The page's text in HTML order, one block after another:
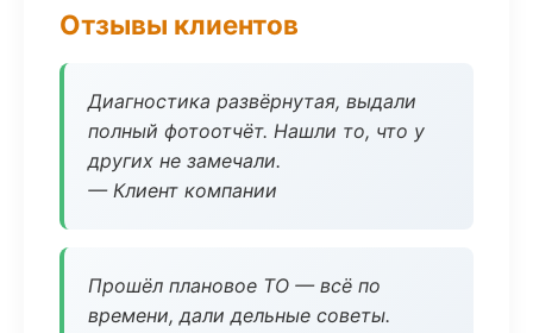
Отзывы клиентов
Диагностика развёрнутая, выдали
полный фотоотчёт. Нашли то, что у
других не замечали.
— Клиент компании
Прошёл плановое ТО — всё по
времени, дали дельные советы.